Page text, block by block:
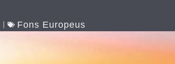
Fons Europeus